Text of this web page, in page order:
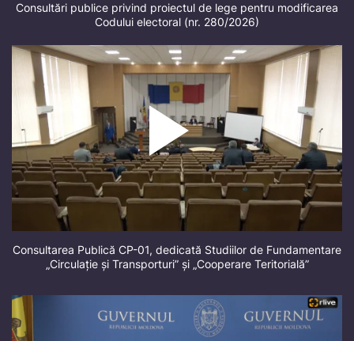
Consultări publice privind proiectul de lege pentru modificarea
Codului electoral (nr. 280/2026)
Consultarea Publică CP-01, dedicată Studiilor de Fundamentare
„Circulație și Transporturi” și „Cooperare Teritorială”